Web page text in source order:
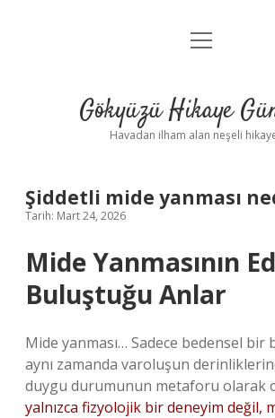
Anasayfa
Yasal Uyarı
menüyü
Gökyüzü Hikaye
Havadan ilham alan neşeli
Şiddetli mide yanması
Tarih: Mart 24, 2026
Mide Yanmasının
Buluştuğu Anlar
Mide yanması… Sadece bedensel bir
aynı zamanda varoluşun
duygu durumunun metaforu olarak
yalnızca fizyolojik bir deneyim değil,